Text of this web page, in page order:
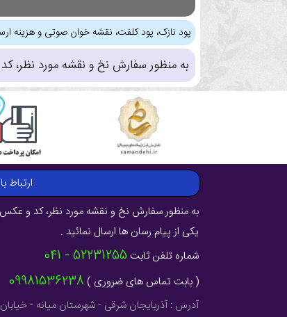
پود نازک، پود کلفت، نقشه خوان صوتی و هزینه
به منظور سفارش نخ و نقشه مورد نظر،
ارتباط
به منظور سفارش نخ و نقشه مورد نظر، کد و عکس
یکی از پیام رسان ها ارسال نمائید .
شماره تلفن ثابت 52231255 - 041
( بابت تماس های ضروری ) 09981536238